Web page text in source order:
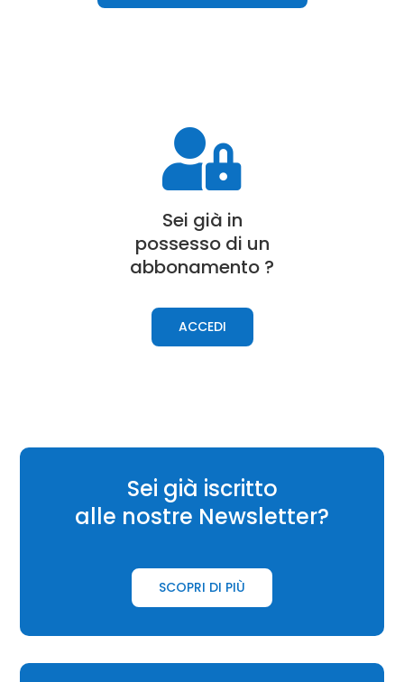

Sei già in
possesso di un
abbonamento ?
ACCEDI
Sei già iscritto
alle nostre Newsletter?
SCOPRI DI PIÙ